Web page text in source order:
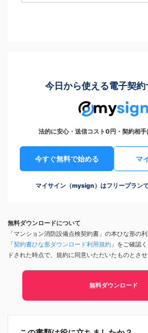
今日から使える電子契約
法的に安心・送信コスト0円・契約相
今すぐ無料で始める マ
マイサイン（mysign）はフリープラン
無料ダウンロードについて
「マンション消防設備点検契約書」の本ひな形の
「契約書ひな形ダウンロード利用規約 」をご確認
ドされた時点で、規約に同意いただいたものとさせ
無料ダウンロード